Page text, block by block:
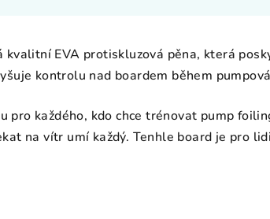
kvalitní EVA protiskluzová pěna, která
kontrolu nad boardem během
pro každého, kdo chce trénovat pump
na vítr umí každý. Tenhle board je pro